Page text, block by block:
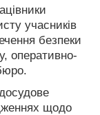
учасників
безпеки
оперативно-
щодо